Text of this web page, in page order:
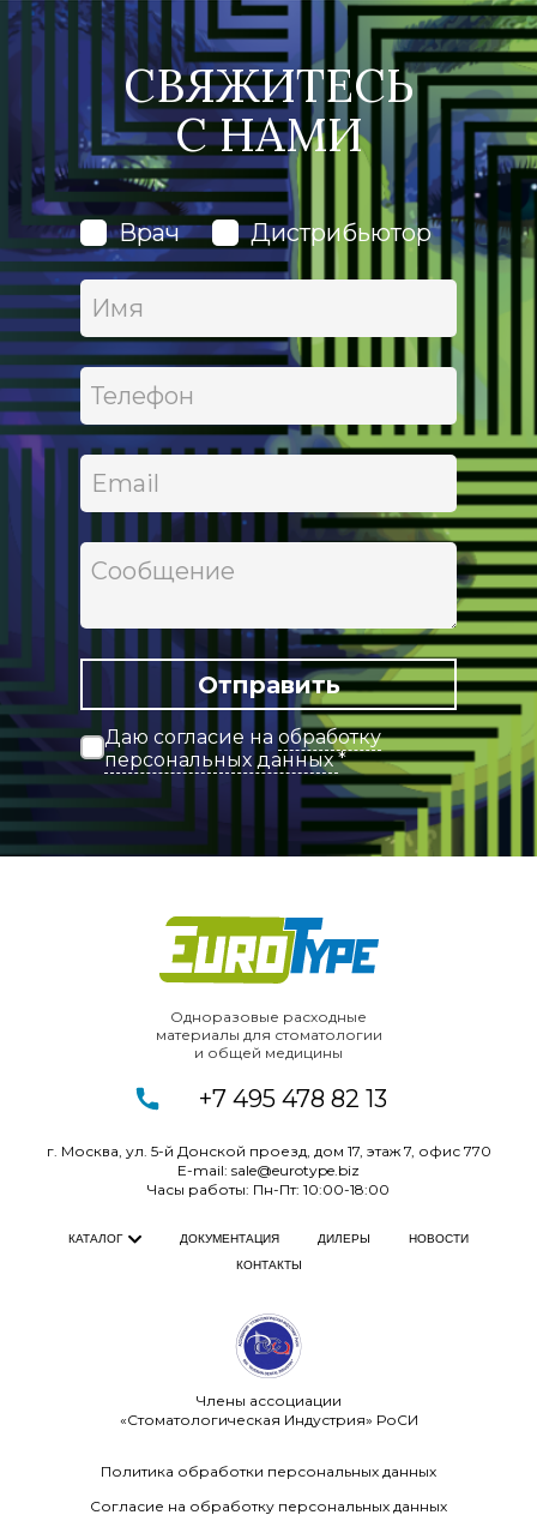
СВЯЖИТЕСЬ
С НАМИ
Врач Дистрибьютор
Отправить
Даю согласие на обработку
персональных данных*
Одноразовые расходные
материалы для стоматологии
и общей медицины
+7 495 478 82 13
г. Москва, ул. 5-й Донской проезд, дом 17, этаж 7, офис 770
E-mail: sale@eurotype.biz
Часы работы: Пн-Пт: 10:00-18:00
КАТАЛОГ ДОКУМЕНТАЦИЯ ДИЛЕРЫ
НОВОСТИ
КОНТАКТЫ
Члены ассоциации
«Стоматологическая Индустрия» РоСИ
Политика обработки персональных данных
Согласие на обработку персональных данных